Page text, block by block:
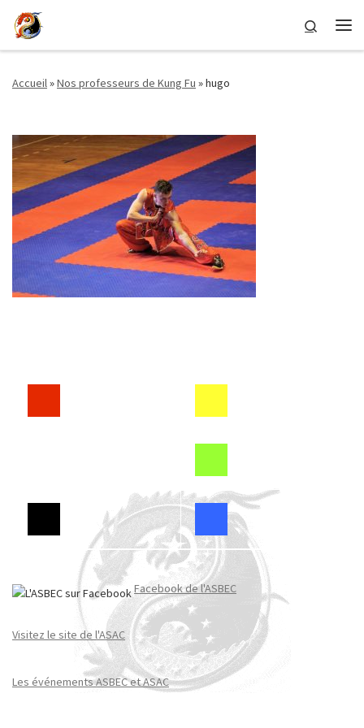
Passer au contenu
Search
Accueil»Nos professeurs de Kung Fu »hugo
Facebook de l'ASBEC
Visitez le site de l'ASAC
Les événements ASBEC et ASAC